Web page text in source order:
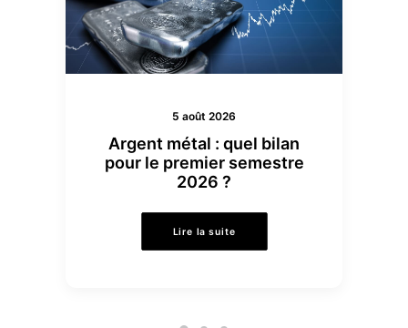
5 août 2026
Argent métal : quel bilan
pour le premier semestre
2026 ?
Lire la suite